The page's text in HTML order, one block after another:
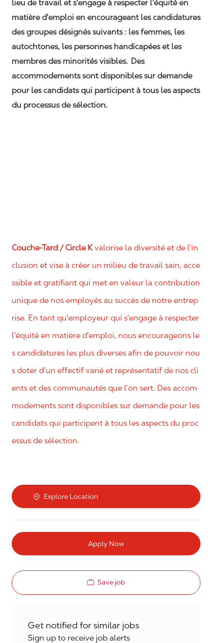
lieu de travail et s'engage à respecter l'équité en
matière d'emploi en encourageant les candidatures
des groupes désignés suivants : les femmes, les
autochtones, les personnes handicapées et les
membres des minorités visibles. Des
accommodements sont disponibles sur demande
pour les candidats qui participent à tous les aspects
du processus de sélection.
Couche-Tard / Circle Kvalorise la diversité et de l’in
clusion et vise à créer un milieu de travail sain, acce
ssible et gratifiant qui met en valeur la contribution
unique de nos employés au succès de notre entrep
rise. En tant qu'employeur qui s'engage à respecter
l'équité en matière d'emploi, nous encourageons le
s candidatures les plus diverses afin de pouvoir nou
s doter d’un effectif varié et représentatif de nos cli
ents et des communautés que l’on sert. Des accom
modements sont disponibles sur demande pour les
candidats qui participent à tous les aspects du proc
essus de sélection.
Explore Location
Apply Now
Save job
Get notified for similar jobs
Sign up to receive job alerts